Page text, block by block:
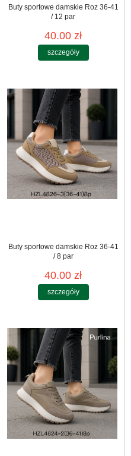
Buty sportowe damskie Roz 36-41
/ 12 par
40.00 zł
szczegóły
Buty sportowe damskie Roz 36-41
/ 8 par
40.00 zł
szczegóły